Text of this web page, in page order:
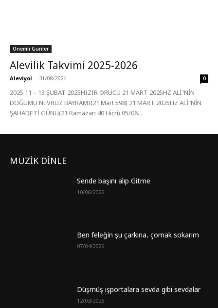
Önemli Günler
Alevilik Takvimi 2025-2026
Aleviyol - 31/08/2024 0
2025 11 – 13 ŞUBAT 2025HIZIR ORUCU 21 MART 2025HZ ALİ ‘NİN
DOĞUMU NEVRUZ BAYRAMI(21 Mart 598) 21 MART 2025HZ ALİ ‘NİN
ŞAHADETİ GÜNÜ(21 Ramazan 40 Hicri) 05/06...
MÜZİK DİNLE
Sende başını alıp Gitme
10/06/2026
Ben feleğin şu çarkına, çomak sokarım
07/04/2026
Düşmüş işportalara sevda gibi sevdalar
12/03/2026